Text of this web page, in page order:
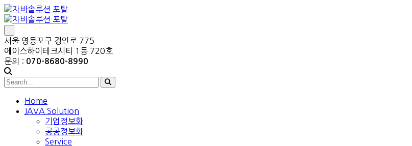
서울 영등포구 경인로 775
에이스하이테크시티 1동 720호
문의 : 070-8680-8990
Home
JAVA Solution
기업정보화
공공정보화
Service